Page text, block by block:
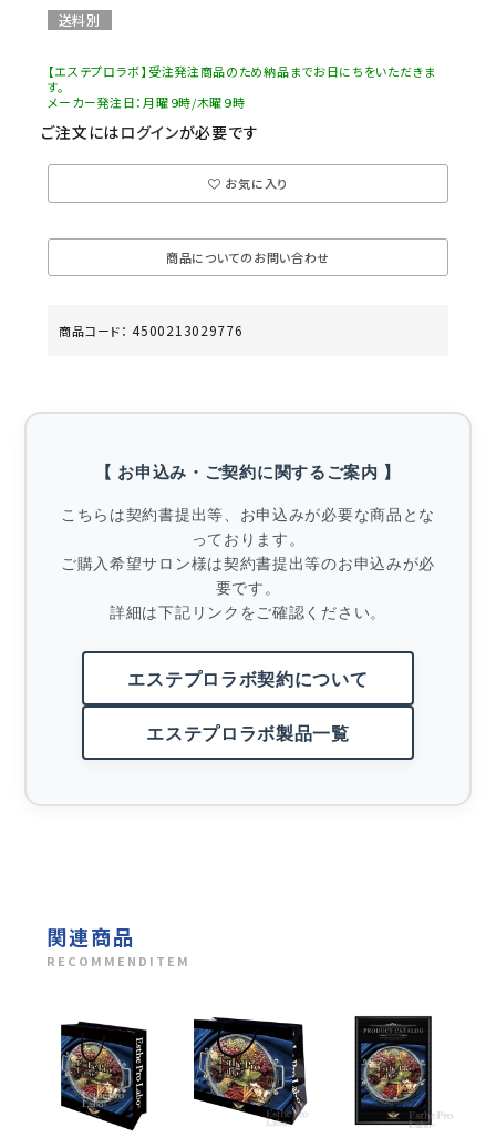
送料別
【エステプロラボ】受注発注商品のため納品までお日にちをいただきま
す。
メーカー発注日：月曜９時/木曜９時
ご注文にはログインが必要です
お気に入り
商品についてのお問い合わせ
商品コード： 4500213029776
【 お申込み・ご契約に関するご案内 】
こちらは契約書提出等、お申込みが必要な商品とな
っております。
ご購入希望サロン様は契約書提出等のお申込みが必
要です。
詳細は下記リンクをご確認ください。
エステプロラボ契約について
エステプロラボ製品一覧
関連商品
RECOMMENDITEM